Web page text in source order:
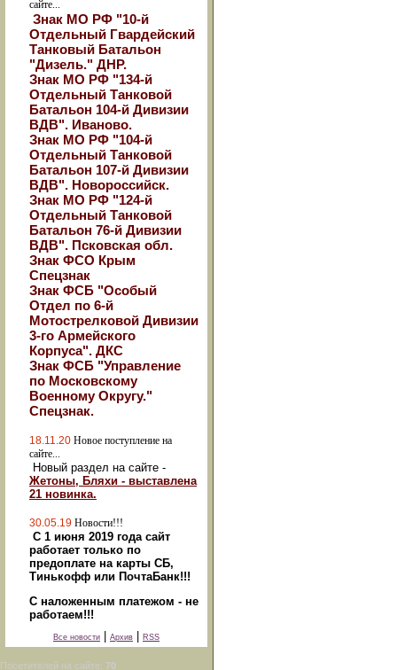
сайте...
Знак МО РФ "10-й
Отдельный Гвардейский
Танковый Батальон
"Дизель." ДНР.
Знак МО РФ "134-й
Отдельный Танковой
Батальон 104-й Дивизии
ВДВ". Иваново.
Знак МО РФ "104-й
Отдельный Танковой
Батальон 107-й Дивизии
ВДВ". Новороссийск.
Знак МО РФ "124-й
Отдельный Танковой
Батальон 76-й Дивизии
ВДВ". Псковская обл.
Знак ФСО Крым
Спецзнак
Знак ФСБ "Особый
Отдел по 6-й
Мотострелковой Дивизии
3-го Армейского
Корпуса". ДКС
Знак ФСБ "Управление
по Московскому
Военному Округу."
Спецзнак.
18.11.20 Новое поступление на
сайте...
Новый раздел на сайте -
Жетоны, Бляхи - выставлена
21 новинка.
30.05.19 Новости!!!
С 1 июня 2019 года сайт
работает только по
предоплате на карты СБ,
Тинькофф или ПочтаБанк!!!
С наложенным платежом - не
работаем!!!
Все новости Архив RSS
Посетителей на сайте: 70